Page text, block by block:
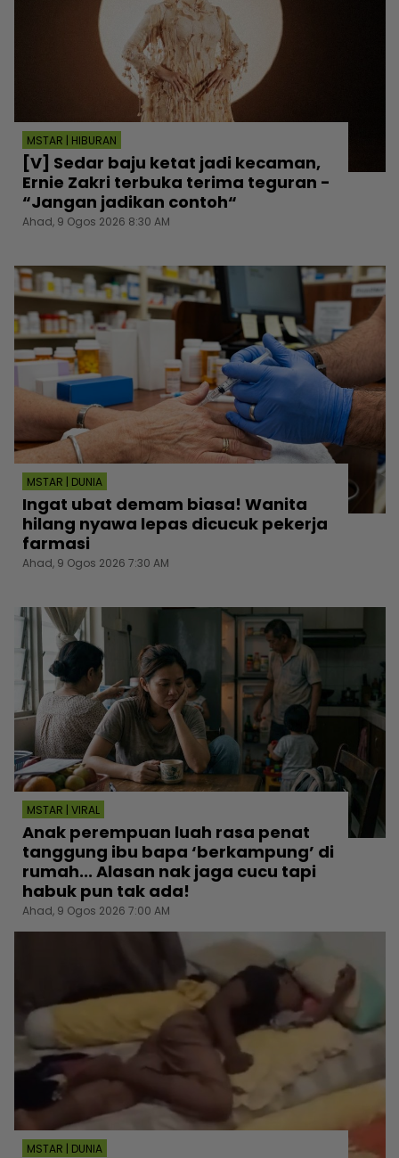
MSTAR | HIBURAN
[V] Sedar baju ketat jadi kecaman,
Ernie Zakri terbuka terima teguran -
“Jangan jadikan contoh“
Ahad, 9 Ogos 2026 8:30 AM
MSTAR | DUNIA
Ingat ubat demam biasa! Wanita
hilang nyawa lepas dicucuk pekerja
farmasi
Ahad, 9 Ogos 2026 7:30 AM
MSTAR | VIRAL
Anak perempuan luah rasa penat
tanggung ibu bapa ‘berkampung’ di
rumah... Alasan nak jaga cucu tapi
habuk pun tak ada!
Ahad, 9 Ogos 2026 7:00 AM
MSTAR | DUNIA